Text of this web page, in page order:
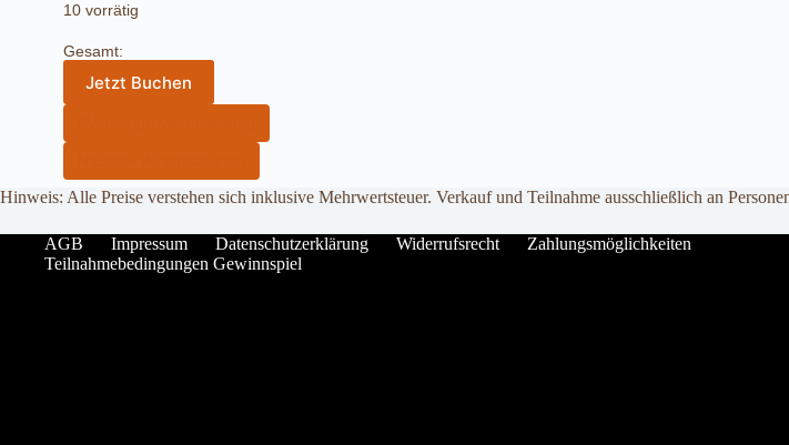
10 vorrätig
Gesamt:
Jetzt Buchen
Hinweis: Alle Preise verstehen sich inklusive Mehrwertsteuer. Verkauf und Teilnahme ausschließlich an
AGB Impressum Datenschutzerklärung Widerrufsrecht
Zahlungsmöglichkeiten
Teilnahmebedingungen Gewinnspiel